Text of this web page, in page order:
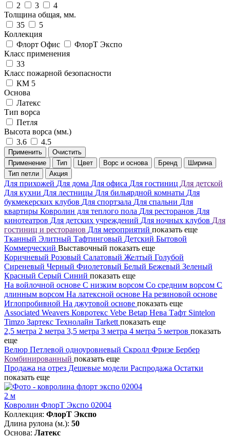
2
3
4
Толщина общая, мм.
35
5
Коллекция
Флорт Офис
ФлорТ Экспо
Класс применения
33
Класс пожарной безопасности
КМ 5
Основа
Латекс
Тип ворса
Петля
Высота ворса (мм.)
3.6
4.5
Применить
Очистить
Применение
Тип Цвет Ворс и основа Бренд
Ширина
Тип петли
Акция
Для прихожей Для дома Для офиса Для гостиниц Для детской
Для кухни Для лестницы Для бильярдной комнаты Для
букмекерских клубов Для спортзала Для спальни Для
квартиры Ковролин для теплого пола Для ресторанов Для
кинотеатров Для детских учреждений Для ночных клубов Для
гостиниц и ресторанов Для мероприятий показать еще
Тканный Элитный Тафтинговый Детский Бытовой
Коммерческий Выставочный показать еще
Коричневый Розовый Салатовый Желтый Голубой
Сиреневый Черный Фиолетовый Белый Бежевый Зеленый
Красный Серый Синий показать еще
На войлочной основе С низким ворсом Со средним ворсом С
длинным ворсом На латексной основе На резиновой основе
Иглопробивной На джутовой основе показать еще
Associated Weavers Ковротекс Vebe Betap Нева Тафт Sintelon
Timzo Зартекс Технолайн Tarkett показать еще
2,5 метра 2 метра 3,5 метра 3 метра 4 метра 5 метров показать
еще
Велюр Петлевой одноуровневый Скролл Фризе Бербер
Комбинированный показать еще
Продажа на отрез Дешевые модели Распродажа Остатки
показать еще
2 м
Ковролин ФлорТ Экспо 02004
Коллекция: ФлорТ Экспо
Длина рулона (м.): 50
Основа: Латекс